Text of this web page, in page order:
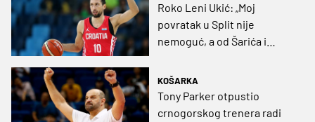
Roko Leni Ukić: „Moj
povratak u Split nije
nemoguć, a od Šarića i
dostignu Dinu i Dražena“
KOŠARKA
Tony Parker otpustio
crnogorskog trenera radi